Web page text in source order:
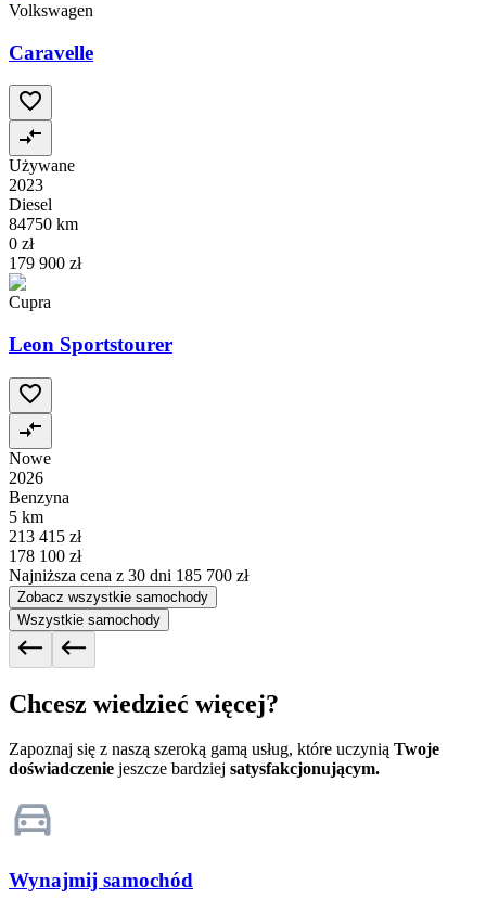
Volkswagen
Caravelle
Używane
2023
Diesel
84750 km
0 zł
179 900 zł
Cupra
Leon Sportstourer
Nowe
2026
Benzyna
5 km
213 415 zł
178 100 zł
Najniższa cena z 30 dni 185 700 zł
Zobacz wszystkie samochody
Wszystkie samochody
Chcesz wiedzieć więcej?
Zapoznaj się z naszą szeroką gamą usług, które uczynią Twoje
doświadczenie jeszcze bardziej satysfakcjonującym.
Wynajmij samochód